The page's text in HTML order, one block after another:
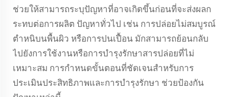
ช่วยให้สามารถระบุปัญหาที่อาจเกิดขึ้นก่อนที่จะส่งผลก
ระทบต่อการผลิต ปัญหาทั่วไป เช่น การปล่อยไม่สมบูรณ์
ตำหนิบนพื้นผิว หรือการปนเปื้อน มักสามารถย้อนกลับ
ไปยังการใช้งานหรือการบำรุงรักษาสารปล่อยที่ไม่
เหมาะสม การกำหนดขั้นตอนที่ชัดเจนสำหรับการ
ประเมินประสิทธิภาพและการบำรุงรักษา ช่วยป้องกัน